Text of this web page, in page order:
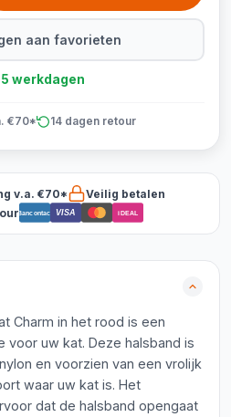
aan favorieten
werkdagen
€70* 14 dagen retour
v.a. €70*
Veilig betalen
Bancontact VISA iDEAL
Charm in het rood is een
voor uw kat. Deze halsband is
en voorzien van een vrolijk
waar uw kat is. Het
dat de halsband opengaat